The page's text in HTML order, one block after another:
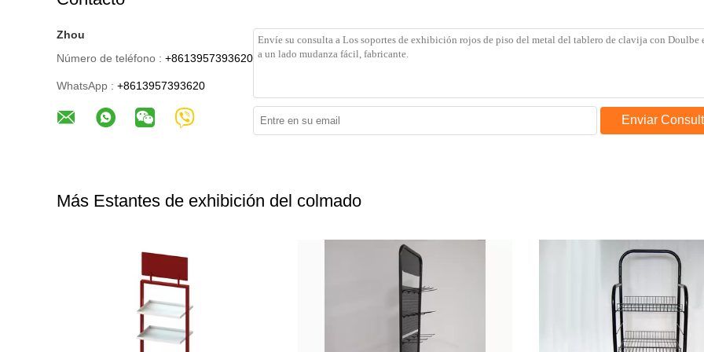
Zhou
Número de teléfono : +8613957393620
WhatsApp : +8613957393620
Enviar
Más Estantes de exhibición del colmado